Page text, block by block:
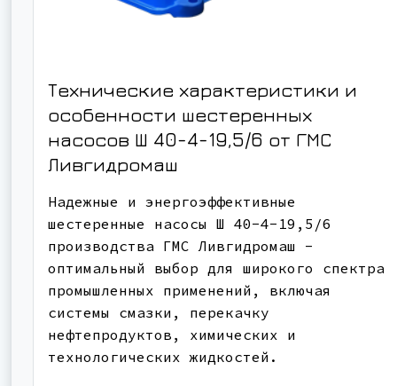
Технические характеристики и
особенности шестеренных
насосов Ш 40-4-19,5/6 от ГМС
Ливгидромаш
Надежные и энергоэффективные
шестеренные насосы Ш 40-4-19,5/6
производства ГМС Ливгидромаш -
оптимальный выбор для широкого спектра
промышленных применений, включая
системы смазки, перекачку
нефтепродуктов, химических и
технологических жидкостей.